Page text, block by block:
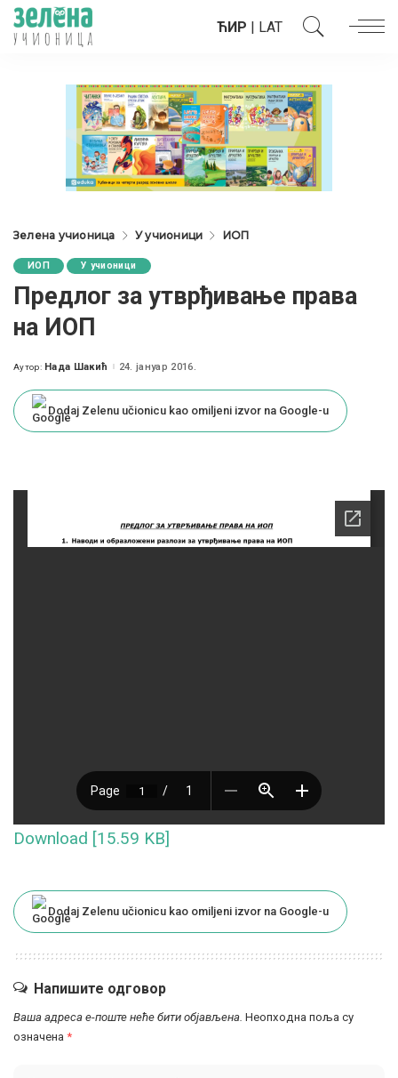
ЋИР | LAT
Зелена учионица У учионици ИОП
ИОП У учионици
Предлог за утврђивање права
на ИОП
Posted
Аутор: Нада Шакић 24. јануар 2016.
Dodaj Zelenu učionicu kao omiljeni izvor na Google-u
Download [15.59 KB]
Dodaj Zelenu učionicu kao omiljeni izvor na Google-u
Напишите одговор
Ваша адреса е-поште неће бити објављена. Неопходна поља су
означена *